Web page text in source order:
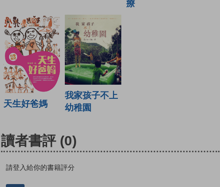
療
天生好爸媽
我家孩子不上
幼稚園
讀者書評 (0)
請登入給你的書籍評分